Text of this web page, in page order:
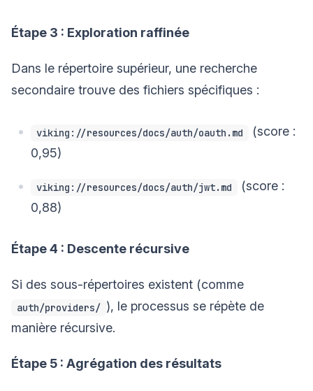
Étape 3 : Exploration raffinée
Dans le répertoire supérieur, une recherche
secondaire trouve des fichiers spécifiques :
viking://resources/docs/auth/oauth.md
(score :
0,95)
viking://resources/docs/auth/jwt.md
(score :
0,88)
Étape 4 : Descente récursive
Si des sous-répertoires existent (comme
auth/providers/ ), le processus se répète de
manière récursive.
Étape 5 : Agrégation des résultats